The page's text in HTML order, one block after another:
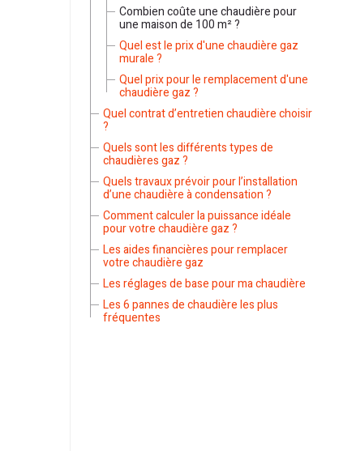
Combien coûte une chaudière pour
une maison de 100 m² ?
Quel est le prix d'une chaudière gaz
murale ?
Quel prix pour le remplacement d'une
chaudière gaz ?
Quel contrat d’entretien chaudière choisir
?
Quels sont les différents types de
chaudières gaz ?
Quels travaux prévoir pour l’installation
d’une chaudière à condensation ?
Comment calculer la puissance idéale
pour votre chaudière gaz ?
Les aides financières pour remplacer
votre chaudière gaz
Les réglages de base pour ma chaudière
Les 6 pannes de chaudière les plus
fréquentes